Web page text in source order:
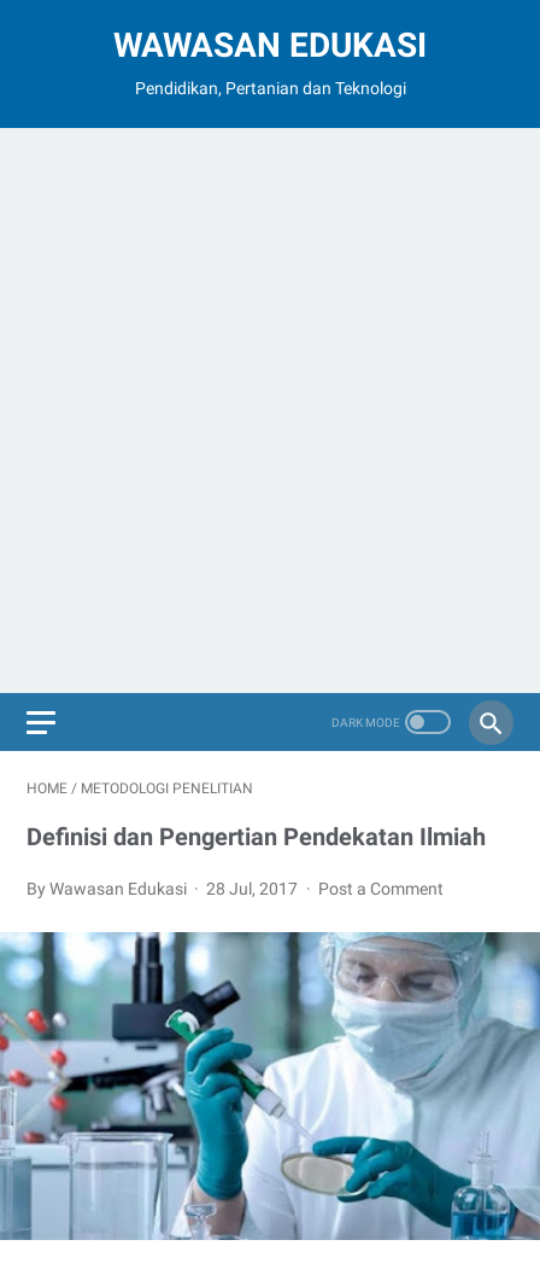
WAWASAN EDUKASI
Pendidikan, Pertanian dan Teknologi
HOME / METODOLOGI PENELITIAN
Definisi dan Pengertian Pendekatan Ilmiah
By Wawasan Edukasi 28 Jul, 2017 Post a Comment